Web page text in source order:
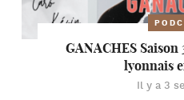
GANACHES Saison
lyonnais
Il y a 3